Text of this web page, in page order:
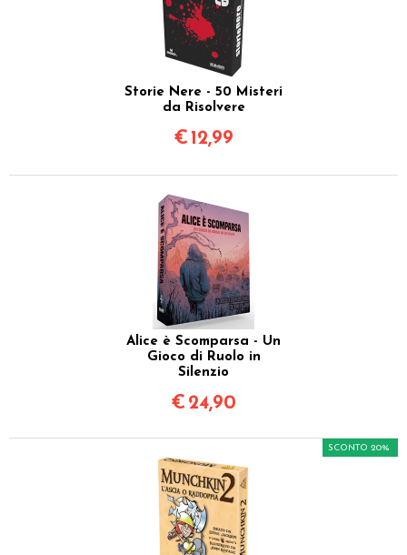
Storie Nere - 50 Misteri
da Risolvere
€ 12,99
Alice è Scomparsa - Un
Gioco di Ruolo in
Silenzio
€ 24,90
SCONTO 20%